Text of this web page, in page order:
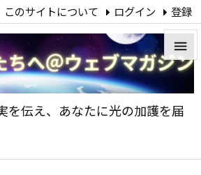
を伝え、あなたに光の加護を届


メニ


このサイトについて ログイン 登録